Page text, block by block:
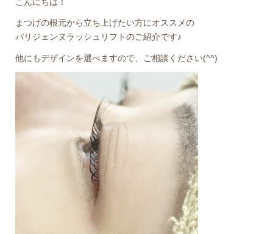
まつげの根元から立ち上げたい方にオススメの
パリジェンヌラッシュリフトのご紹介です♪
他にもデザインを選べますので、ご相談ください(^^)